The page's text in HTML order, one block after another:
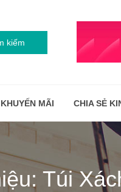
kiếm
MÃI CHIA SẺ
Túi